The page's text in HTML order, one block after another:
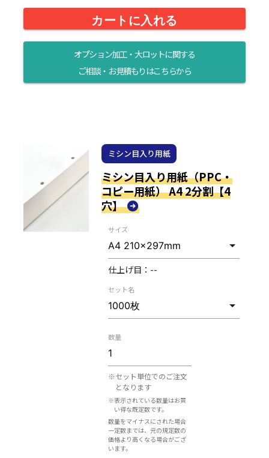
カートに入れる
オプション加工・大ロットに関する
ご相談・お見積もりはこちらから
ミシン目入り用紙
ミシン目入り用紙（PPC・
コピー用紙） A4 2分割【4
穴】
サイズ
仕上げ目： --
セット名
数量
※セット単位でのご注文
となります
※表示されている数量はお買
い得な既定数です。
数量をマイナスにされた場合
一定数までは、元の規定数の
価格より高くなる場合がござ
います。